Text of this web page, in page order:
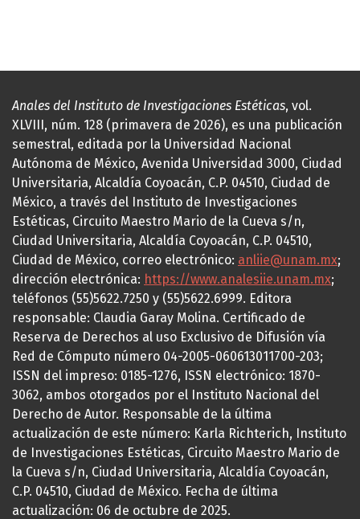
Anales del Instituto de Investigaciones Estéticas, vol.
XLVIII, núm. 128 (primavera de 2026), es una publicación
semestral, editada por la Universidad Nacional
Autónoma de México, Avenida Universidad 3000, Ciudad
Universitaria, Alcaldía Coyoacán, C.P. 04510, Ciudad de
México, a través del Instituto de Investigaciones
Estéticas, Circuito Maestro Mario de la Cueva s/n,
Ciudad Universitaria, Alcaldía Coyoacán, C.P. 04510,
Ciudad de México, correo electrónico: anliie@unam.mx;
dirección electrónica: https://www.analesiie.unam.mx;
teléfonos (55)5622.7250 y (55)5622.6999. Editora
responsable: Claudia Garay Molina. Certificado de
Reserva de Derechos al uso Exclusivo de Difusión vía
Red de Cómputo número 04-2005-060613011700-203;
ISSN del impreso: 0185-1276, ISSN electrónico: 1870-
3062, ambos otorgados por el Instituto Nacional del
Derecho de Autor. Responsable de la última
actualización de este número: Karla Richterich, Instituto
de Investigaciones Estéticas, Circuito Maestro Mario de
la Cueva s/n, Ciudad Universitaria, Alcaldía Coyoacán,
C.P. 04510, Ciudad de México. Fecha de última
actualización: 06 de octubre de 2025.